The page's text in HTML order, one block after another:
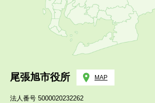
尾張旭市役所 MAP
法人番号 5000020232262